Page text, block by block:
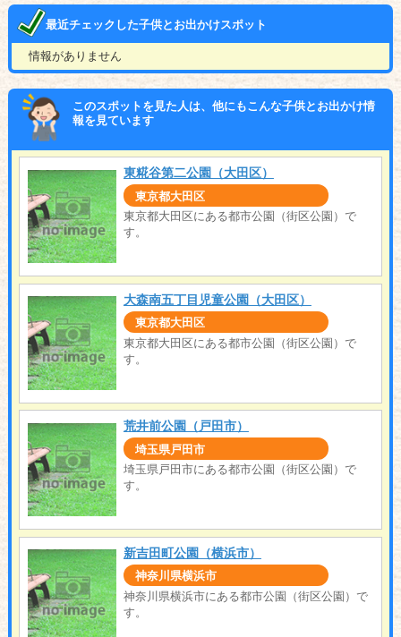
最近チェックした子供とお出かけスポット
情報がありません
このスポットを見た人は、他にもこんな子供とお出かけ情
報を見ています
東糀谷第二公園（大田区）
東京都大田区
東京都大田区にある都市公園（街区公園）で
す。
大森南五丁目児童公園（大田区）
東京都大田区
東京都大田区にある都市公園（街区公園）で
す。
荒井前公園（戸田市）
埼玉県戸田市
埼玉県戸田市にある都市公園（街区公園）で
す。
新吉田町公園（横浜市）
神奈川県横浜市
神奈川県横浜市にある都市公園（街区公園）で
す。